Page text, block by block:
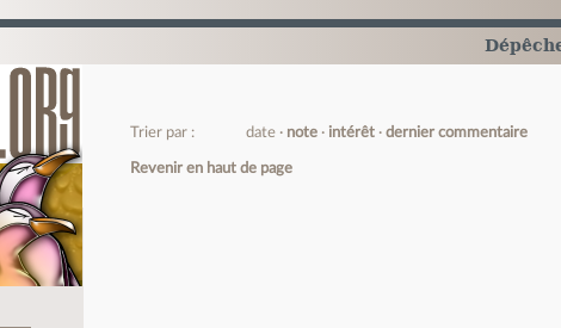
Trier par : date note intérêt dernier commentaire
Revenir en haut de page